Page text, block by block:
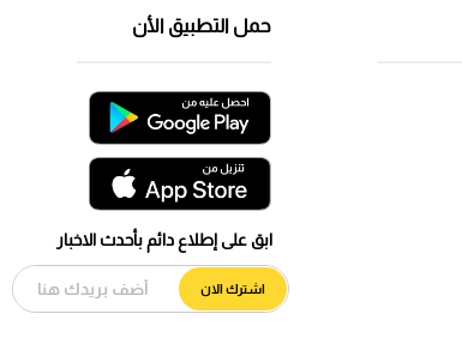
حمل التطبيق الأن
ابق على إطلاع دائم بأحدث الاخبار
اشترك الان